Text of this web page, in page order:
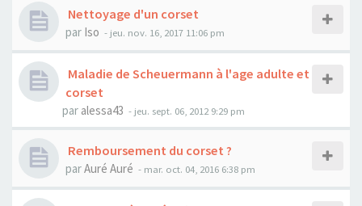
Nettoyage d'un corset
par Iso - jeu. nov. 16, 2017 11:06 pm
Maladie de Scheuermann à l'age adulte et
corset
par alessa43 - jeu. sept. 06, 2012 9:29 pm
Remboursement du corset ?
parAuré Auré - mar. oct. 04, 2016 6:38 pm